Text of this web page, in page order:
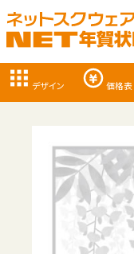
デザイン 価格表